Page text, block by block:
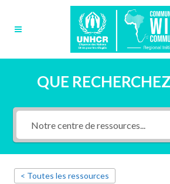
QUE
< Toutes les ressources